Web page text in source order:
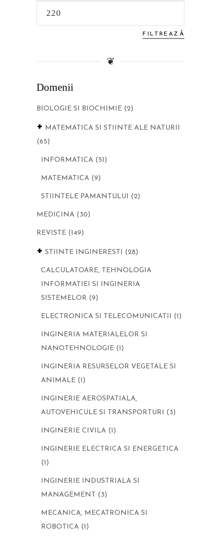
FILTREAZĂ
❦
Domenii
BIOLOGIE SI BIOCHIMIE (2)
+ MATEMATICA SI STIINTE ALE NATURII
(65)
INFORMATICA (51)
MATEMATICA (9)
STIINTELE PAMANTULUI (2)
MEDICINA (30)
REVISTE (149)
+ STIINTE INGINERESTI (28)
CALCULATOARE, TEHNOLOGIA
INFORMATIEI SI INGINERIA
SISTEMELOR (9)
ELECTRONICA SI TELECOMUNICATII (1)
INGINERIA MATERIALELOR SI
NANOTEHNOLOGIE (1)
INGINERIA RESURSELOR VEGETALE SI
ANIMALE (1)
INGINERIE AEROSPATIALA,
AUTOVEHICULE SI TRANSPORTURI (3)
INGINERIE CIVILA (1)
INGINERIE ELECTRICA SI ENERGETICA
(1)
INGINERIE INDUSTRIALA SI
MANAGEMENT (3)
MECANICA, MECATRONICA SI
ROBOTICA (1)